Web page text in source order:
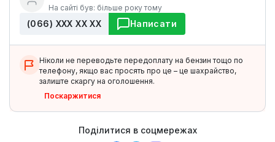
На сайті був: більше року тому
(066) ХХХ ХХ ХХ Написати
Ніколи не переводьте передоплату на бензин тощо по
телефону, якщо вас просять про це – це шахрайство,
залиште скаргу на оголошення.
Поскаржитися
Поділитися в соцмережах